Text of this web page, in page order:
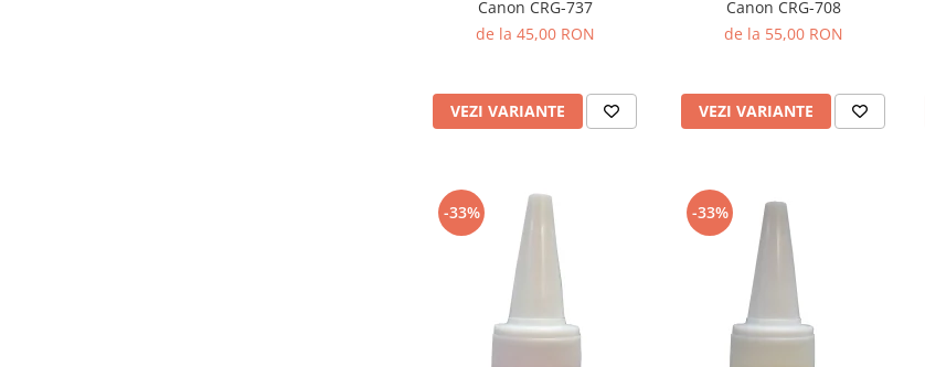
Canon CRG-737
de la 45,00 RON
VEZI VARIANTE
Canon CRG-708
de la 55,00 RON
VEZI VARIANTE
-33% -33%